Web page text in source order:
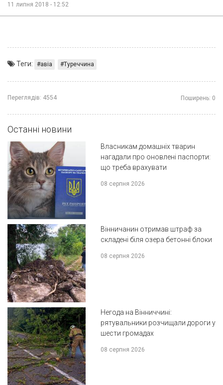
11 липня 2018 - 12:52
Теги: авіа Туреччина
Переглядів: 4554 Поширень: 0
Останні новини
Власникам домашніх тварин
нагадали про оновлені паспорти:
що треба врахувати
08 серпня 2026
Вінничанин отримав штраф за
складені біля озера бетонні блоки
08 серпня 2026
Негода на Вінниччині:
рятувальники розчищали дороги у
шести громадах
08 серпня 2026